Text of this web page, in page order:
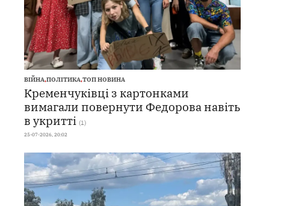
ВІЙНА,ПОЛІТИКА,ТОП НОВИНА
Кременчуківці з картонками
вимагали повернути Федорова навіть
в укритті (1)
25-07-2026, 20:02